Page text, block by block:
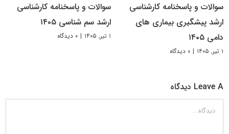
سوالات و پاسخنامه کارشناسی
ارشد پیشگیری بیماری های
دامی ۱۴۰۵
۱ تیر, ۱۴۰۵ | ۰ دیدگاه
سوالات و پاسخنامه کارشناسی
ارشد سم شناسی ۱۴۰۵
۱ تیر, ۱۴۰۵ | ۰ دیدگاه
Leave A دیدگاه
دیدگاه